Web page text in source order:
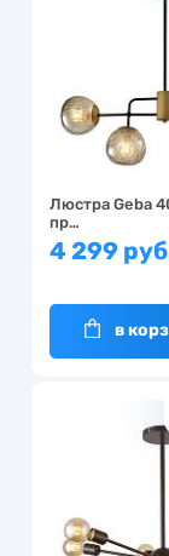
Люстра Geba
пр…
4 299
в